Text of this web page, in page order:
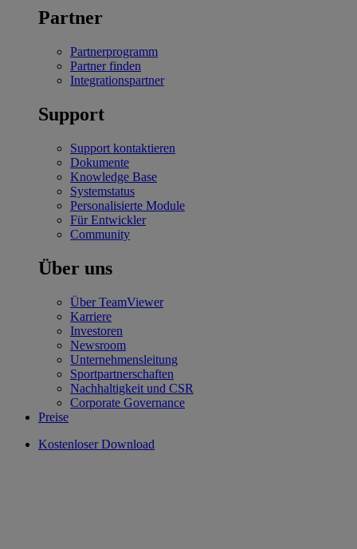
Partner
Partnerprogramm
Partner finden
Integrationspartner
Support
Support kontaktieren
Dokumente
Knowledge Base
Systemstatus
Personalisierte Module
Für Entwickler
Community
Über uns
Über TeamViewer
Karriere
Investoren
Newsroom
Unternehmensleitung
Sportpartnerschaften
Nachhaltigkeit und CSR
Corporate Governance
Preise
Kostenloser Download